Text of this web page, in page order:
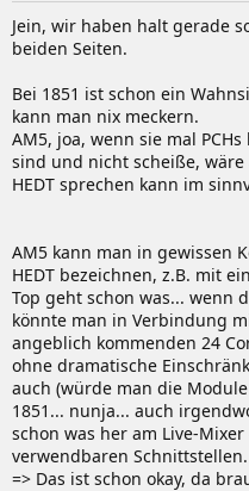
Jein, wir haben halt gerade
beiden Seiten.
Bei 1851 ist schon ein
kann man nix meckern.
AM5, joa, wenn sie mal
sind und nicht scheiße,
HEDT sprechen kann im
AM5 kann man in gewissen
HEDT bezeichnen, z.B. mit
Top geht schon was... wenn
könnte man in Verbindung
angeblich kommenden 24
ohne dramatische
auch (würde man die
1851... nunja... auch
schon was her am Live-
verwendbaren Schnittstellen.
=> Das ist schon okay, da